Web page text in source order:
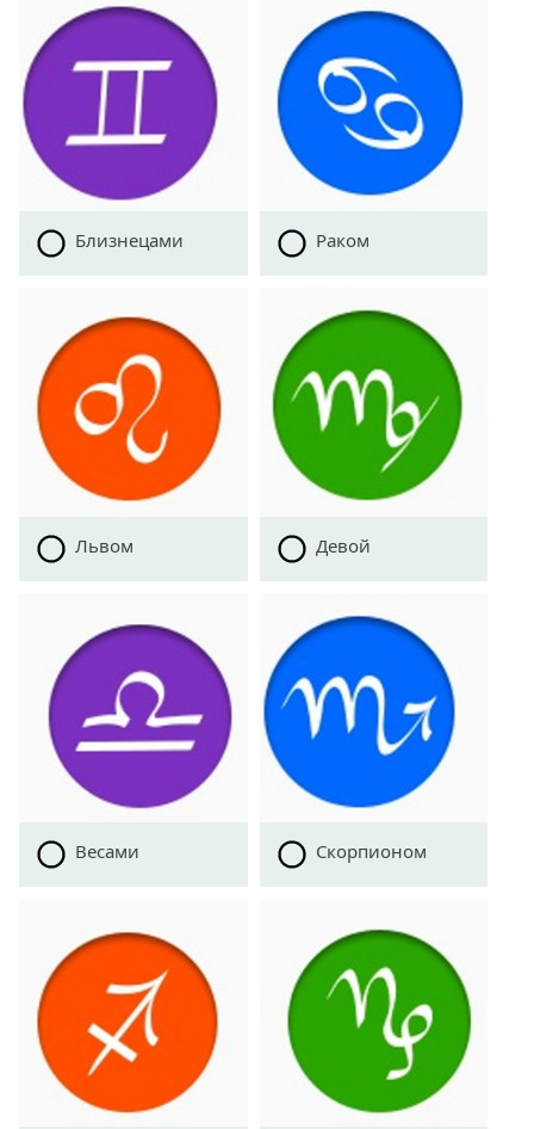
Близнецами Раком
Львом Девой
Весами Скорпионом